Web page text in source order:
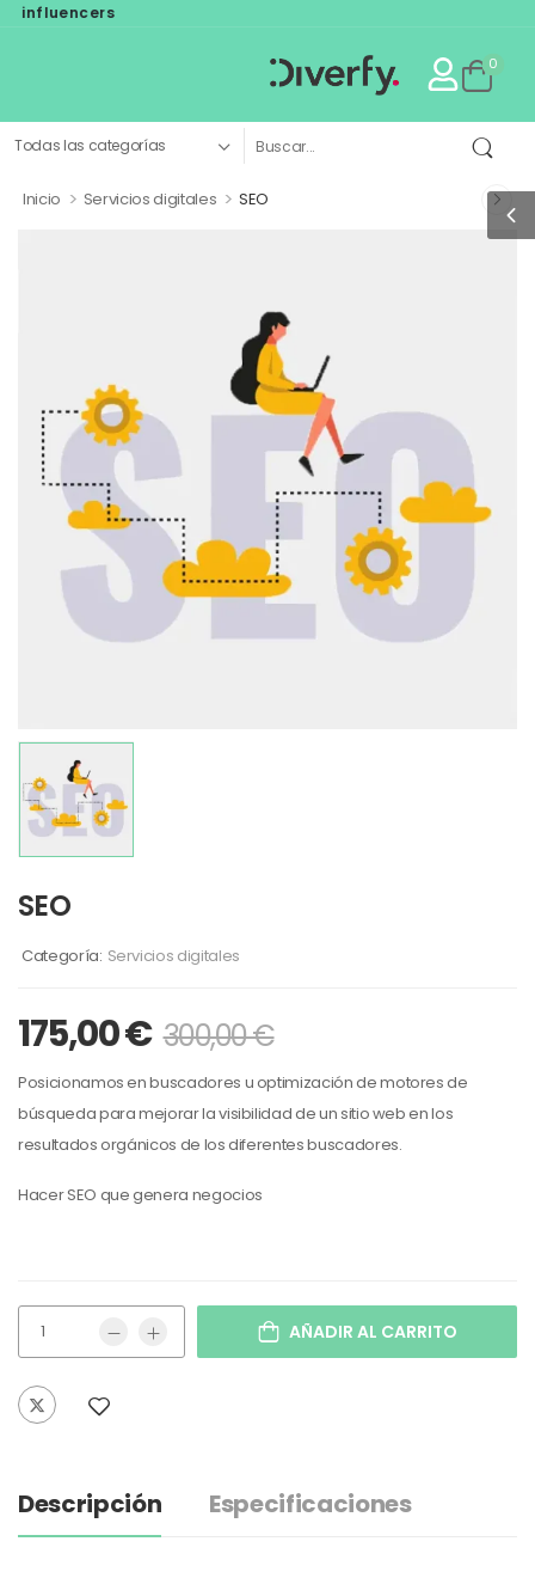
influencers
0
Inicio > Servicios digitales > SEO
SEO
Categoría: Servicios digitales
175,00€ 300,00€
Posicionamos en buscadores u optimización de motores de
búsqueda para mejorar la visibilidad de un sitio web en los
resultados orgánicos de los diferentes buscadores.
Hacer SEO que genera negocios
AÑADIR AL CARRITO
Descripción Especificaciones